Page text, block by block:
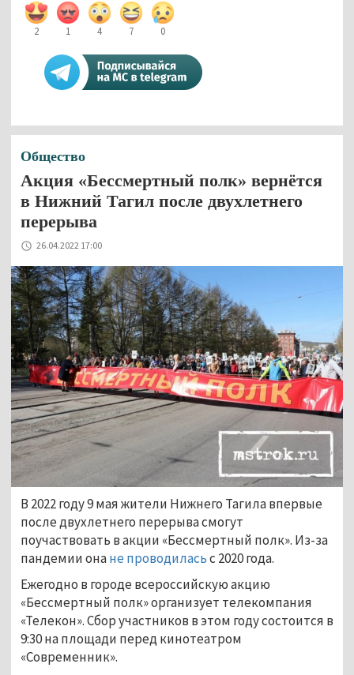
2 1 4 7 0
Общество
Акция «Бессмертный полк» вернётся
в Нижний Тагил после двухлетнего
перерыва
26.04.2022 17:00
В 2022 году 9 мая жители Нижнего Тагила впервые
после двухлетнего перерыва смогут
поучаствовать в акции «Бессмертный полк». Из-за
пандемии онане проводиласьс 2020 года.
Ежегодно в городе всероссийскую акцию
«Бессмертный полк» организует телекомпания
«Телекон». Сбор участников в этом году состоится в
9:30 на площади перед кинотеатром
«Современник».